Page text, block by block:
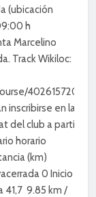
(ubicación
h
Marcelino
Track Wikiloc:
402615720
inscribirse en la
del club a partir
horario
(km)
0 Inicio
41,7 9.85 km /